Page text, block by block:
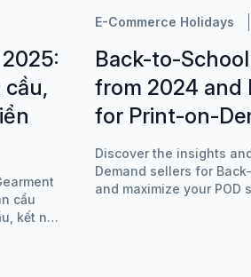
cầu
kết nối
E-Commerce Holidays
Back-to-
from 2024 and
for Print-on-
Discover the insights
Demand sellers for
and maximize your POD